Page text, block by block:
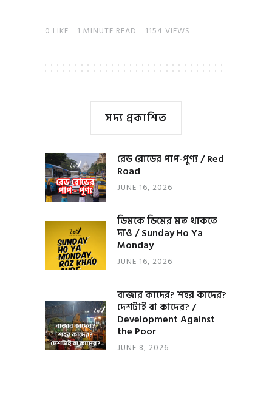
0 LIKE 1 MINUTE READ 1154 VIEWS
সদ্য প্রকাশিত
রেড রোডের পাপ-পুণ্য / Red
Road
JUNE 16, 2026
ডিমকে ডিমের মত থাকতে
দাও / Sunday Ho Ya
Monday
JUNE 16, 2026
বাজার কাদের? শহর কাদের?
দেশটাই বা কাদের? /
Development Against
the Poor
JUNE 8, 2026